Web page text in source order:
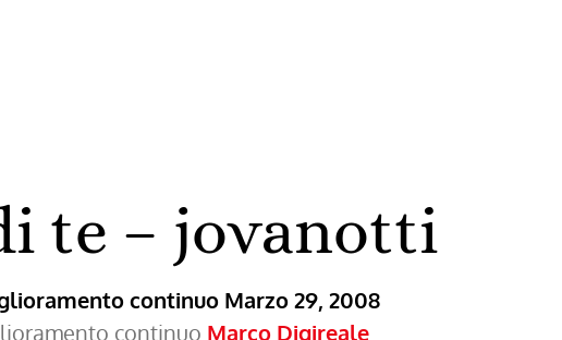
te – jovanotti
continuo Marzo 29, 2008
continuo Marco Digireale